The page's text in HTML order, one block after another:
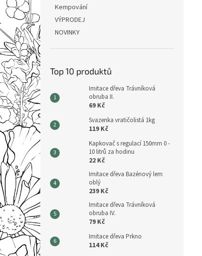
Kempování
VÝPRODEJ
NOVINKY
Top 10 produktů
Imitace dřeva Trávníková
obruba II.
69 Kč
Svazenka vratičolistá 1kg
119 Kč
Kapkovač s regulací 150mm 0 -
10 litrů za hodinu
22 Kč
Imitace dřeva Bazénový lem
oblý
239 Kč
Imitace dřeva Trávníková
obruba IV.
79 Kč
Imitace dřeva Prkno
114 Kč